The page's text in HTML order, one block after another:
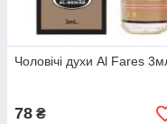
Чоловічі духи Al Fares
78 ₴